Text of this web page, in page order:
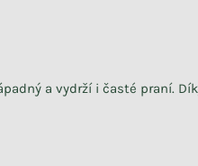
a vydrží i časté praní.